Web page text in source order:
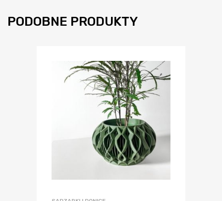
PODOBNE PRODUKTY